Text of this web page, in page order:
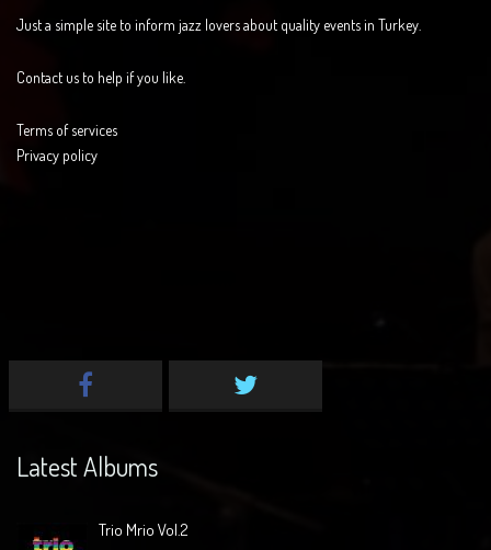
Just a simple site to inform jazz lovers about quality events in Turkey.
Contact us to help if you like.
Terms of services
Privacy policy
Latest Albums
Trio Mrio Vol.2